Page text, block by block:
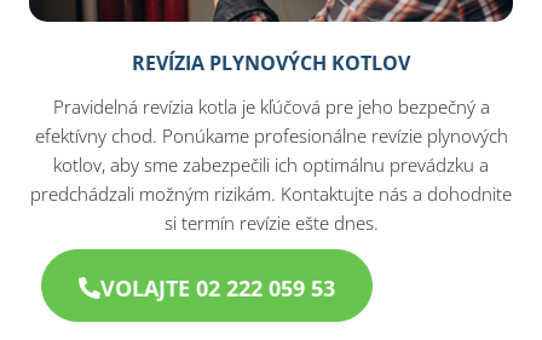
REVÍZIA PLYNOVÝCH KOTLOV
Pravidelná revízia kotla je kľúčová pre jeho bezpečný a
efektívny chod. Ponúkame profesionálne revízie plynových
kotlov, aby sme zabezpečili ich optimálnu prevádzku a
predchádzali možným rizikám. Kontaktujte nás a dohodnite
si termín revízie ešte dnes.
VOLAJTE 02 222 059 53